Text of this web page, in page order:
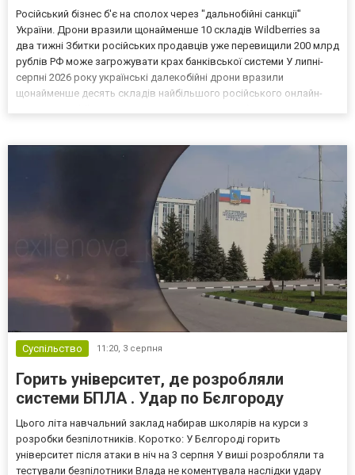
Російський бізнес б'є на сполох через "дальнобійні санкції"
України. Дрони вразили щонайменше 10 складів Wildberries за
два тижні Збитки російських продавців уже перевищили 200 млрд
рублів РФ може загрожувати крах банківської системи У липні-
серпні 2026 року українські далекобійні дрони вразили
щонайменше десять складів найбільшого російського онлайн-
Суспільство 11:20, 3 серпня
Горить університет, де розробляли
системи БПЛА . Удар по Бєлгороду
Цього літа навчальний заклад набирав школярів на курси з
розробки безпілотників. Коротко: У Бєлгороді горить
університет після атаки в ніч на 3 серпня У виші розробляли та
тестували безпілотники Влада не коментувала наслідки удару